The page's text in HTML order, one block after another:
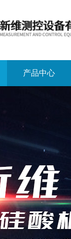
产品中心